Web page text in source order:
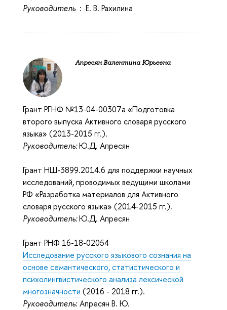
Руководитель : Е. В. Рахилина
Апресян Валентина Юрьевна
Грант РГНФ №13-04-00307а «Подготовка
второго выпуска Активного словаря русского
языка» (2013-2015 гг.).
Руководитель:Ю.Д. Апресян
Грант НШ-3899.2014.6 для поддержки научных
исследований, проводимых ведущими школами
РФ «Разработка материалов для Активного
словаря русского языка» (2014-2015 гг.).
Руководитель:Ю.Д. Апресян
Грант РНФ 16-18-02054
Исследование русского языкового сознания на
основе семантического, статистического и
психолингвистического анализа лексической
многозначности (2016 - 2018 гг.).
Руководитель: Апресян В. Ю.